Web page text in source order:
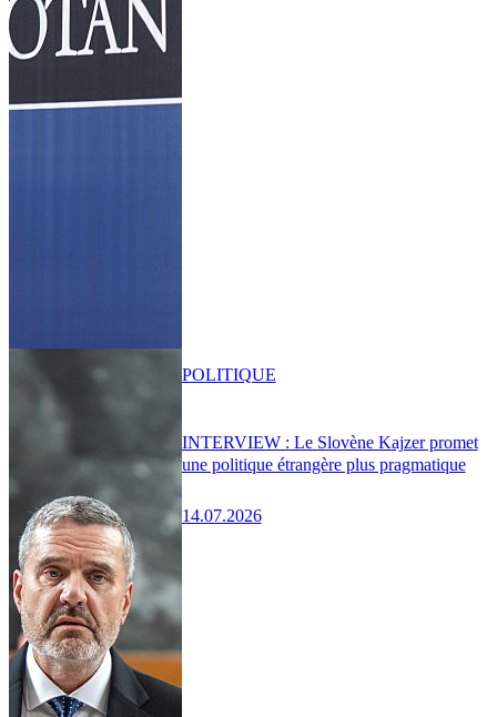
INTERVIEW : Le Slovène Kajzer promet
une politique étrangère plus pragmatique
14.07.2026
POLITIQUE